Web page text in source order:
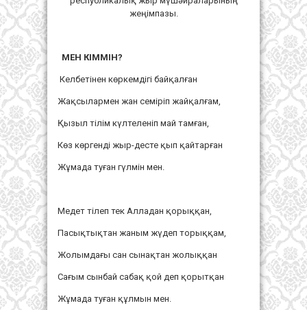
жеңімпазы.
МЕН КІММІН?
Келбетінен көркемдігі байқалған
Жақсылармен жан семіріп жайқалғам,
Қызыл тілім күлтеленіп май тамған,
Көз көргенді жыр-десте қып қайтарған
Жұмада туған гүлмін мен.
Медет тілеп тек Алладан қорыққан,
Пасықтықтан жаным жүдеп торыққам,
Жолымдағы сан сынақтан жолыққан
Сағым сынбай сабақ қой деп қорытқан
Жұмада туған құлмын мен.